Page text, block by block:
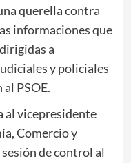
querella contra
informaciones que
a
y policiales
PSOE.
al vicepresidente
Comercio y
de control al